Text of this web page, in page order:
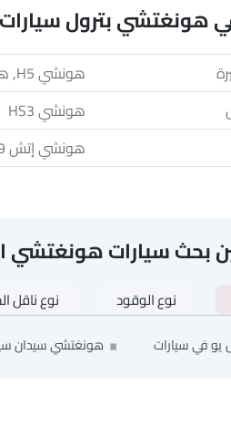
في هونغتشي بترول سيارات
هونشي H5, هونشي أوسادو, هونشي HS3, هونشي إتش 9, هونشي إتش إس 7
هونشي HS3
هونشي إتش 9
بحث سيارات هونغتشي
نوع الوقود نوع ناقل
في سيارات هونغتشي سيدان